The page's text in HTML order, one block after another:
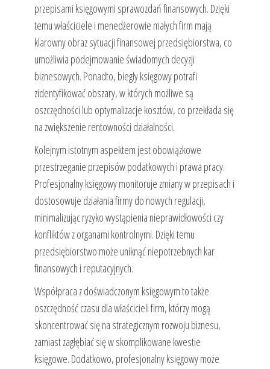
przepisami księgowymi sprawozdań finansowych. Dzięki
temu właściciele i menedżerowie małych firm mają
klarowny obraz sytuacji finansowej przedsiębiorstwa, co
umożliwia podejmowanie świadomych decyzji
biznesowych. Ponadto, biegły księgowy potrafi
zidentyfikować obszary, w których możliwe są
oszczędności lub optymalizacje kosztów, co przekłada się
na zwiększenie rentowności działalności.
Kolejnym istotnym aspektem jest obowiązkowe
przestrzeganie przepisów podatkowych i prawa pracy.
Profesjonalny księgowy monitoruje zmiany w przepisach i
dostosowuje działania firmy do nowych regulacji,
minimalizując ryzyko wystąpienia nieprawidłowości czy
konfliktów z organami kontrolnymi. Dzięki temu
przedsiębiorstwo może uniknąć niepotrzebnych kar
finansowych i reputacyjnych.
Współpraca z doświadczonym księgowym to także
oszczędność czasu dla właścicieli firm, którzy mogą
skoncentrować się na strategicznym rozwoju biznesu,
zamiast zagłębiać się w skomplikowane kwestie
księgowe. Dodatkowo, profesjonalny księgowy może